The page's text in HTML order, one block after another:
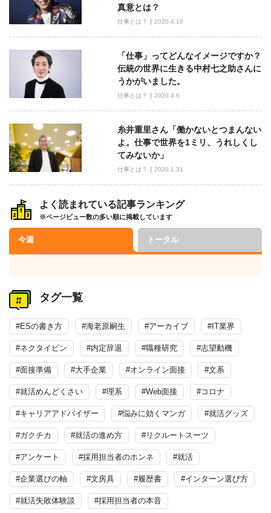
真意とは？
仕事とは？ 2020.4.10
「仕事」ってどんなイメージですか？
伝統の世界に生きる中村七之助さんに
うかがいました。
仕事とは？ 2020.4.6
糸井重里さん「働かないとつまんない
よ。仕事で世界を1ミリ、うれしくし
てみないか」
仕事とは？ 2020.1.31
よく読まれている記事ランキング
※ページビュー数の多い順に掲載しています
今週 トータル
タグ一覧
#ESの書き方 #海老原嗣生 #アーカイブ #IT業界
#ネクタイピン #内定辞退 #職種研究 #志望動機
#面接準備 #大手企業 #オンライン面接 #文系
#就活めんどくさい #理系 #Web面接 #コロナ
#キャリアアドバイザー #悩みに効くマンガ #就活グッズ
#ガクチカ #就活の進め方 #リクルートスーツ
#アンケート #採用担当者のホンネ #就活
#企業選びの軸 #文房具 #履歴書 #インターン選び方
#就活失敗体験談 #採用担当者の本音